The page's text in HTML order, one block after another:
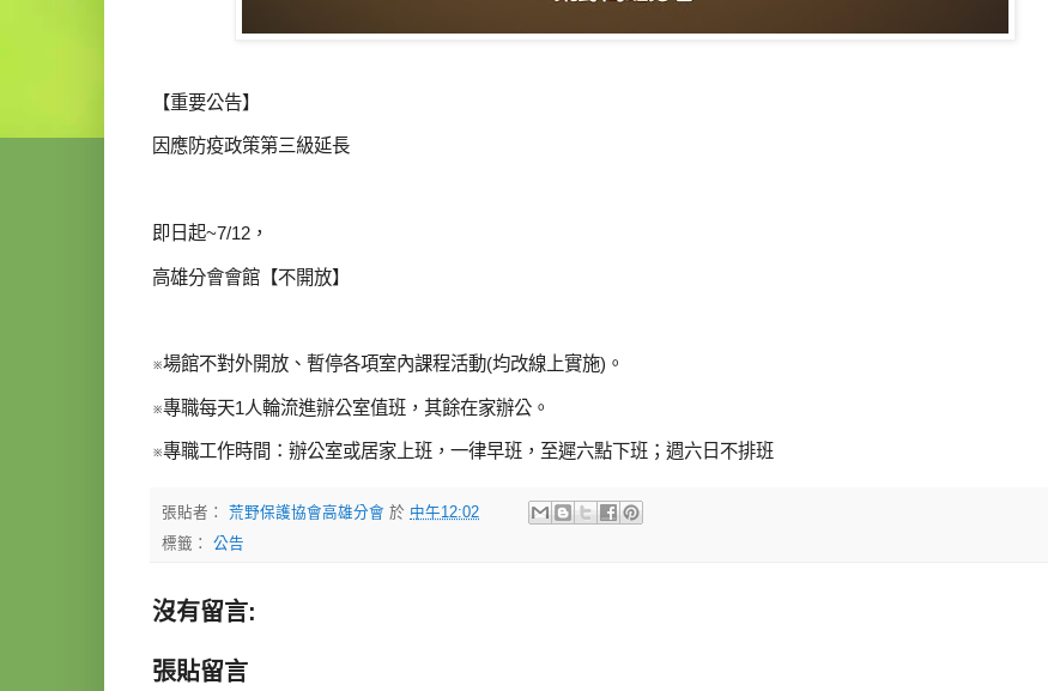
【重要公告】
因應防疫政策第三級延長
即日起~7/12，
高雄分會會館【不開放】
※場館不對外開放、暫停各項室內課程活動(均改線上實施)。
※專職每天1人輪流進辦公室值班，其餘在家辦公。
※專職工作時間：辦公室或居家上班，一律早班，至遲六點下班；週六日不排班
張貼者： 荒野保護協會高雄分會 於 中午12:02
標籤： 公告
沒有留言:
張貼留言